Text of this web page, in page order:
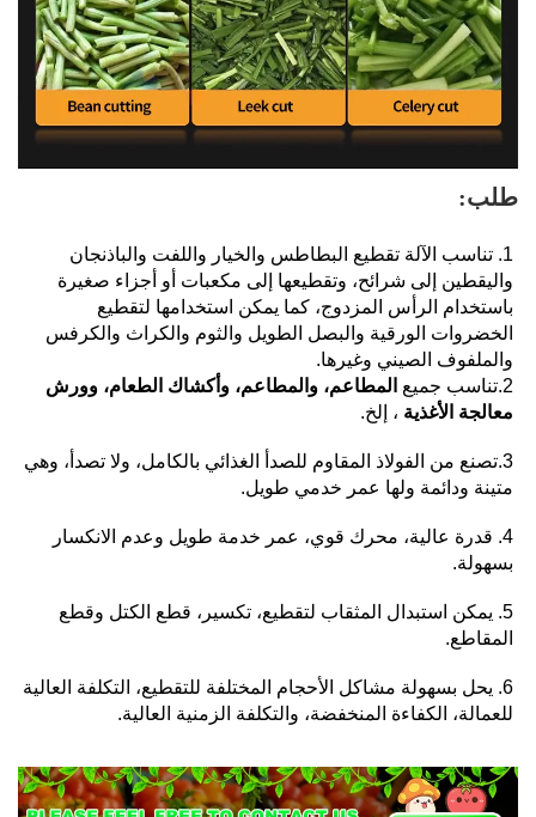
طلب:
والملفوف الصيني وغيرها.
2.تناسب جميع
معالجة الأغذية ، إلخ.
متينة ودائمة ولها عمر خدمي طويل.
بسهولة.
المقاطع.
للعمالة، الكفاءة المنخفضة، والتكلفة الزمنية العالية.